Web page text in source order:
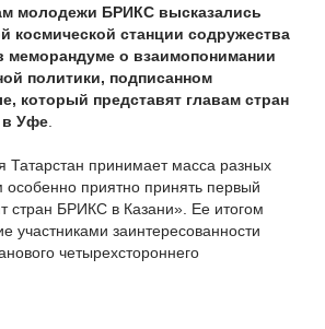
молодежи БРИКС высказались
космической станции содружества
меморандуме о взаимопонимании
политики, подписанном
который представят главам стран
в Уфе
Татарстан принимает масса разных
приятно принять первый
стран БРИКС в Казани». Ее итогом
участниками заинтересованности
четырехстороннего